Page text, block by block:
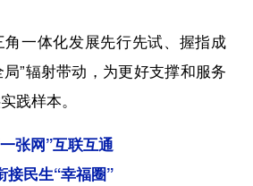
一体化发展先行先试、握指成
局”辐射带动，为更好支撑和服务
践样本。
张网”互联互通
接民生“幸福圈”